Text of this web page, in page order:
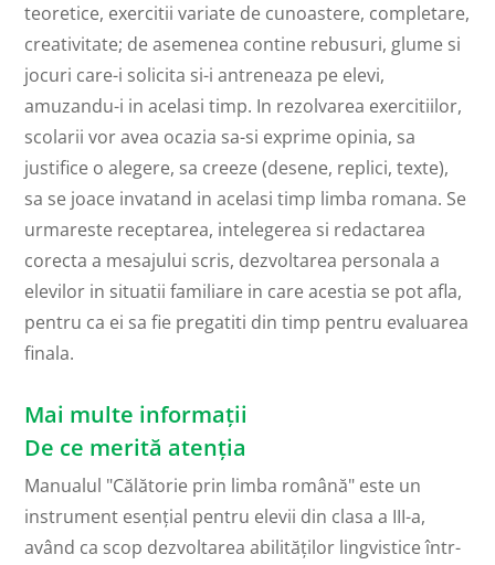
teoretice, exercitii variate de cunoastere, completare,
creativitate; de asemenea contine rebusuri, glume si
jocuri care-i solicita si-i antreneaza pe elevi,
amuzandu-i in acelasi timp. In rezolvarea exercitiilor,
scolarii vor avea ocazia sa-si exprime opinia, sa
justifice o alegere, sa creeze (desene, replici, texte),
sa se joace invatand in acelasi timp limba romana. Se
urmareste receptarea, intelegerea si redactarea
corecta a mesajului scris, dezvoltarea personala a
elevilor in situatii familiare in care acestia se pot afla,
pentru ca ei sa fie pregatiti din timp pentru evaluarea
finala.
Mai multe informații
De ce merită atenția
Manualul "Călătorie prin limba română" este un
instrument esențial pentru elevii din clasa a III-a,
având ca scop dezvoltarea abilităților lingvistice într-